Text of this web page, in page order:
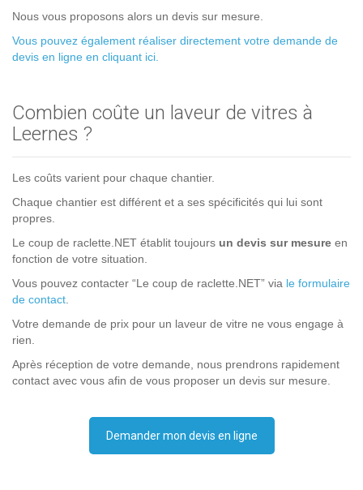
Nous vous proposons alors un devis sur mesure.
Vous pouvez également réaliser directement votre demande de
devis en ligne en cliquant ici.
Combien coûte un laveur de vitres à
Leernes ?
Les coûts varient pour chaque chantier.
Chaque chantier est différent et a ses spécificités qui lui sont
propres.
Le coup de raclette.NET établit toujours un devis sur mesure en
fonction de votre situation.
Vous pouvez contacter “Le coup de raclette.NET” via le formulaire
de contact.
Votre demande de prix pour un laveur de vitre ne vous engage à
rien.
Après réception de votre demande, nous prendrons rapidement
contact avec vous afin de vous proposer un devis sur mesure.
Demander mon devis en ligne